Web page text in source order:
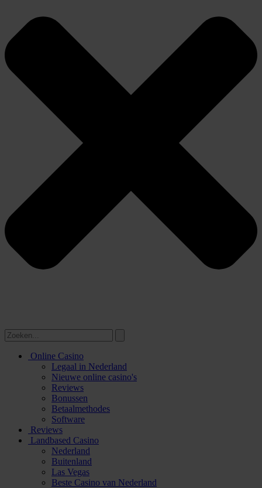
Online Casino
Legaal in Nederland
Nieuwe online casino's
Reviews
Bonussen
Betaalmethodes
Software
Reviews
Landbased Casino
Nederland
Buitenland
Las Vegas
Beste Casino van Nederland